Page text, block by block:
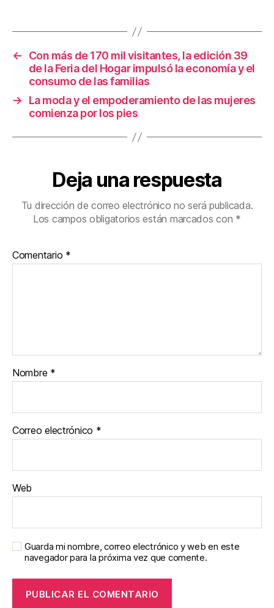
o
o
k
tir
←
Con más de 170 mil visitantes, la edición 39
de la Feria del Hogar impulsó la economía y el
consumo de las familias
→
La moda y el empoderamiento de las mujeres
comienza por los pies
Deja una respuesta
Tu dirección de correo electrónico no será publicada.
Los campos obligatorios están marcados con *
Comentario *
Nombre *
Correo electrónico *
Web
Guarda mi nombre, correo electrónico y web en este
navegador para la próxima vez que comente.